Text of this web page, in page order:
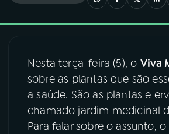
03PROGRAMAÇÃO
04 PROGRAMAS
PODCASTS
Nesta terça-feira (5), o Viva
sobre as plantas que são
a saúde. São as plantas e
chamado jardim medicinal
Para falar sobre o assunto,